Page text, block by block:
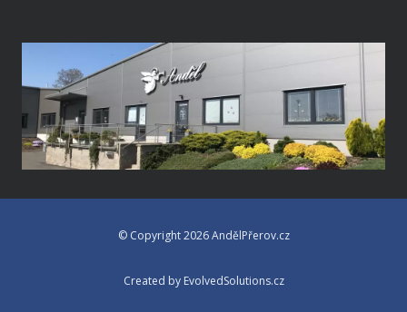
© Copyright 2026 AndělPřerov.cz
Created by EvolvedSolutions.cz